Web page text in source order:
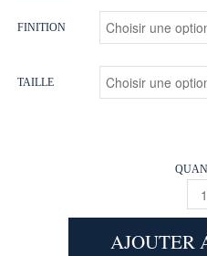
FINITION
TAILLE
AJOUTER